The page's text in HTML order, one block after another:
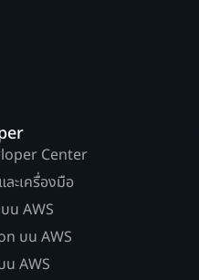
Center
ละเครื่องมือ
น AWS
บน AWS
น AWS